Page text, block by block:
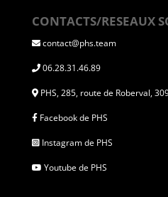
CONTACTS/RESEAUX
contact@phs.team
06.28.31.46.89
PHS, 285, route de Roberval,
Facebook de PHS
Instagram de PHS
Youtube de PHS